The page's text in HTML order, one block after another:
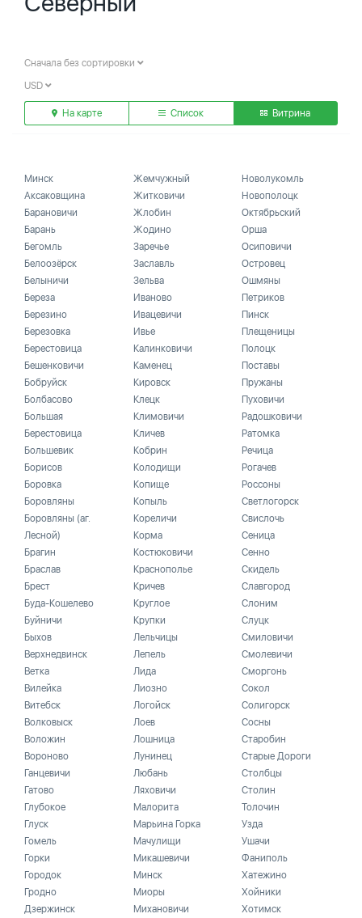
Сначала без сортировки
USD
На карте Список Витрина
Минск
Аксаковщина
Барановичи
Барань
Бегомль
Белоозёрск
Белыничи
Береза
Березино
Березовка
Берестовица
Бешенковичи
Бобруйск
Болбасово
Большая
Берестовица
Большевик
Борисов
Боровка
Боровляны
Боровляны (аг.
Лесной)
Брагин
Браслав
Брест
Буда-Кошелево
Буйничи
Быхов
Верхнедвинск
Ветка
Вилейка
Витебск
Волковыск
Воложин
Вороново
Ганцевичи
Гатово
Глубокое
Глуск
Гомель
Горки
Городок
Гродно
Дзержинск
Жемчужный
Житковичи
Жлобин
Жодино
Заречье
Заславль
Зельва
Иваново
Ивацевичи
Ивье
Калинковичи
Каменец
Кировск
Клецк
Климовичи
Кличев
Кобрин
Колодищи
Копище
Копыль
Кореличи
Корма
Костюковичи
Краснополье
Кричев
Круглое
Крупки
Лельчицы
Лепель
Лида
Лиозно
Логойск
Лоев
Лошница
Лунинец
Любань
Ляховичи
Малорита
Марьина Горка
Мачулищи
Микашевичи
Минск
Миоры
Михановичи
Новолукомль
Новополоцк
Октябрьский
Орша
Осиповичи
Островец
Ошмяны
Петриков
Пинск
Плещеницы
Полоцк
Поставы
Пружаны
Пуховичи
Радошковичи
Ратомка
Речица
Рогачев
Россоны
Светлогорск
Свислочь
Сеница
Сенно
Скидель
Славгород
Слоним
Слуцк
Смиловичи
Смолевичи
Сморгонь
Сокол
Солигорск
Сосны
Старобин
Старые Дороги
Столбцы
Столин
Толочин
Узда
Ушачи
Фаниполь
Хатежино
Хойники
Хотимск